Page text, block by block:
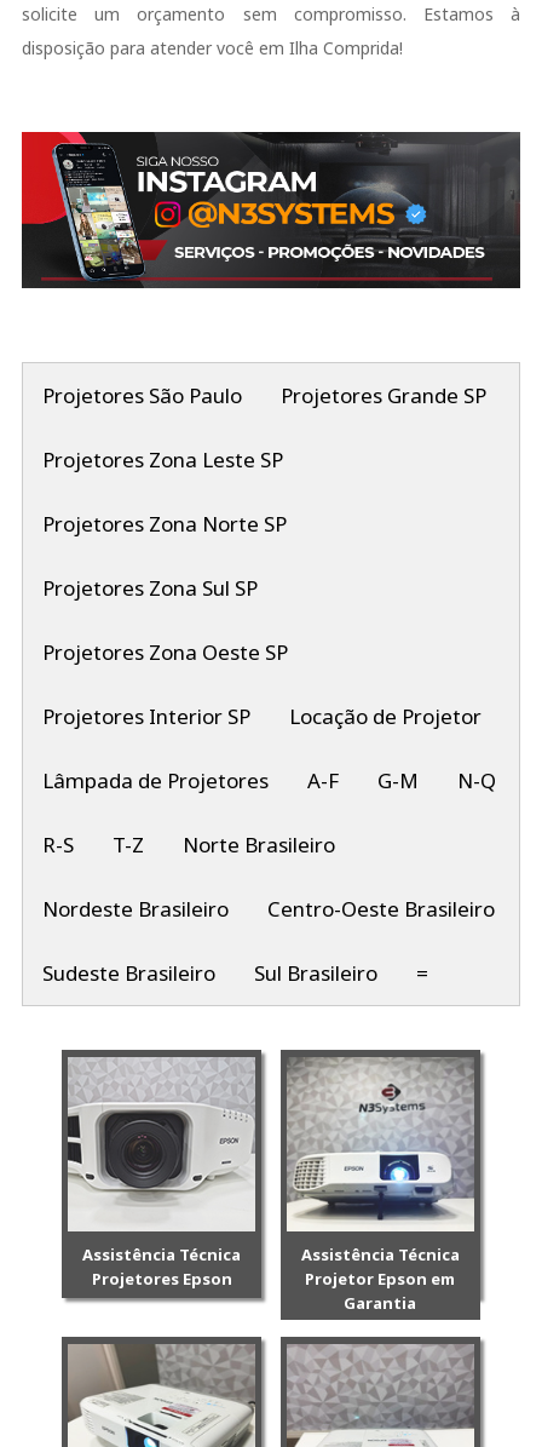
solicite um orçamento sem compromisso. Estamos à
disposição para atender você em Ilha Comprida!
Projetores São Paulo Projetores Grande SP
Projetores Zona Leste SP
Projetores Zona Norte SP
Projetores Zona Sul SP
Projetores Zona Oeste SP
Projetores Interior SP Locação de Projetor
Lâmpada de Projetores A-F G-M N-Q
R-S T-Z Norte Brasileiro
Nordeste Brasileiro Centro-Oeste Brasileiro
Sudeste Brasileiro Sul Brasileiro =
Assistência Técnica
Projetores Epson
Assistência Técnica
Projetor Epson em
Garantia